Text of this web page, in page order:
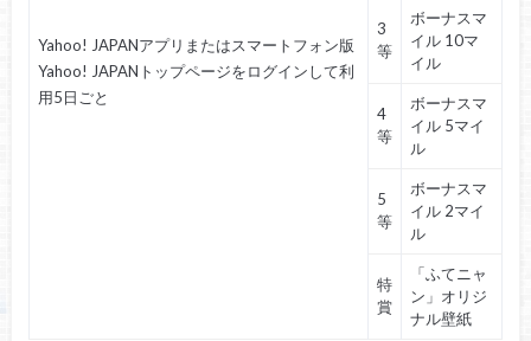
Yahoo! JAPANアプリまたはスマートフォン版
Yahoo! JAPANトップページをログインして利
用5日ごと
3
等
ボーナスマ
イル 10マ
イル
4
等
ボーナスマ
イル 5マイ
ル
5
等
ボーナスマ
イル 2マイ
ル
特
賞
「ふてニャ
ン」オリジ
ナル壁紙